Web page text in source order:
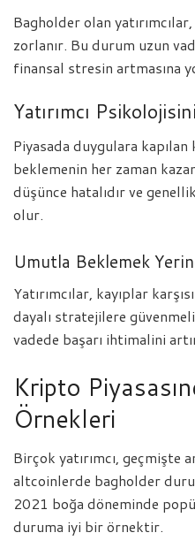
Bagholder olan
zorlanır. Bu durum uzun
finansal stresin artmasına
Yatırımcı
Piyasada duygulara
beklemenin her zaman
düşünce hatalıdır ve
olur.
Umutla Beklemek
Yatırımcılar, kayıplar
dayalı stratejilere
vadede başarı ihtimalini
Kripto
Örnekleri
Birçok yatırımcı, geçmişte
altcoinlerde bagholder
2021 boğa döneminde
duruma iyi bir örnektir.